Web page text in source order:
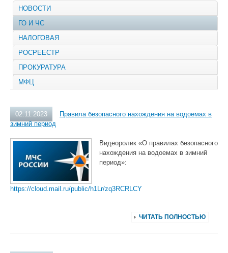
НОВОСТИ
ГО И ЧС
НАЛОГОВАЯ
РОСРЕЕСТР
ПРОКУРАТУРА
МФЦ
02.11.2023
Правила безопасного нахождения на водоемах в
зимний период
Видеоролик «О правилах безопасного
нахождения на водоемах в зимний
период»:
https://cloud.mail.ru/public/h1Lr/zq3RCRLCY
ЧИТАТЬ ПОЛНОСТЬЮ